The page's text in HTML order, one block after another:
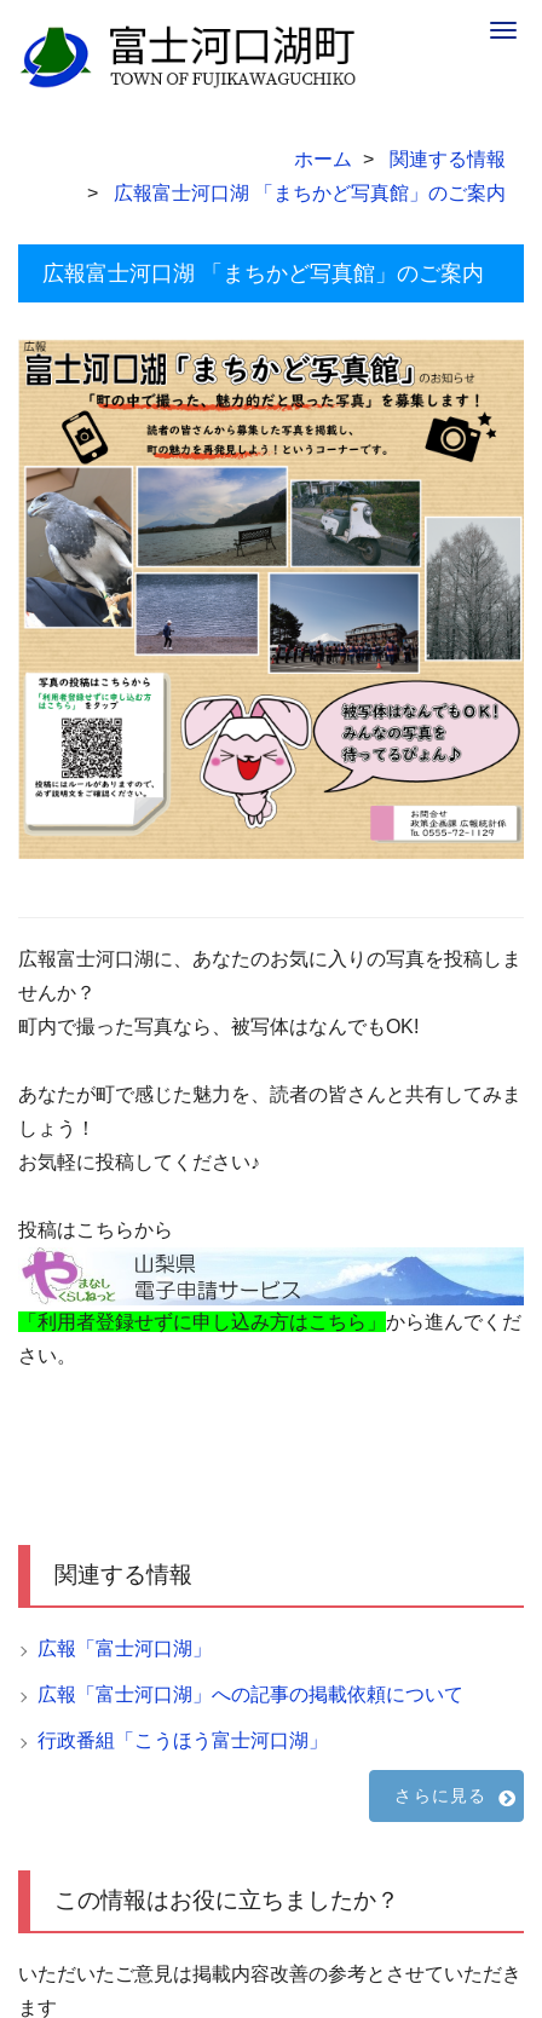
ホーム
関連する情報
広報富士河口湖 「まちかど写真館」のご案内
広報富士河口湖 「まちかど写真館」のご案内
広報富士河口湖に、あなたのお気に入りの写真を投稿しま
せんか？
町内で撮った写真なら、被写体はなんでもOK!
あなたが町で感じた魅力を、読者の皆さんと共有してみま
しょう！
お気軽に投稿してください♪
投稿はこちらから
「利用者登録せずに申し込み方はこちら」 から進んでくだ
さい。
関連する情報
広報「富士河口湖」
広報「富士河口湖」への記事の掲載依頼について
行政番組「こうほう富士河口湖」
さらに見る
この情報はお役に立ちましたか？
いただいたご意見は掲載内容改善の参考とさせていただき
ます